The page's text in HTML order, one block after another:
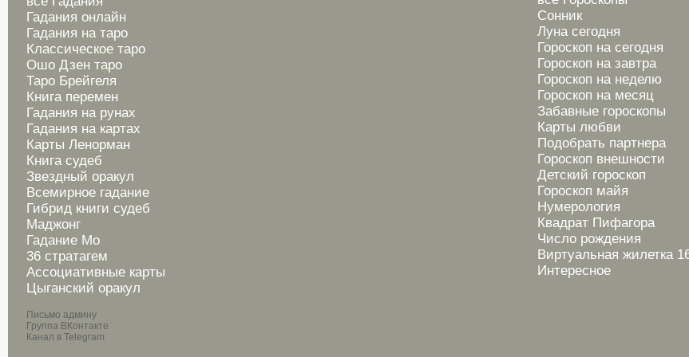
Гадания онлайн
Гадания на таро
Классическое таро
Ошо Дзен таро
Таро Брейгеля
Книга перемен
Гадания на рунах
Гадания на картах
Карты Ленорман
Книга судеб
Звездный оракул
Всемирное гадание
Гибрид книги судеб
Маджонг
Гадание Мо
36 стратагем
Ассоциативные карты
Цыганский оракул
Письмо админу
Группа ВКонтакте
Канал в Telegram
Сонник
Луна сегодня
Гороскоп на сегодня
Гороскоп на завтра
Гороскоп на неделю
Гороскоп на месяц
Забавные гороскопы
Карты любви
Подобрать партнера
Гороскоп внешности
Детский гороскоп
Гороскоп майя
Нумерология
Квадрат Пифагора
Число рождения
Виртуальная жилетка
Интересное